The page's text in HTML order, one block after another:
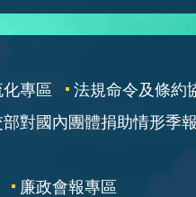
專區
法規命令及條約
對國內團體捐助情形季
廉政會報專區